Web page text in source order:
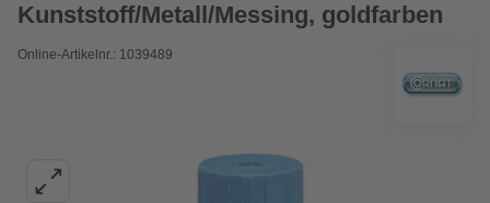
Kunststoff/Metall/Messing, goldfarben
Online-Artikelnr.: 1039489